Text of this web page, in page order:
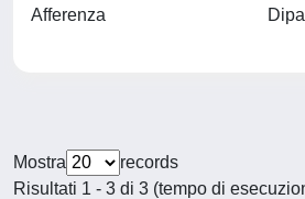
Afferenza
Mostra
records
Risultati 1 - 3 di 3 (tempo di